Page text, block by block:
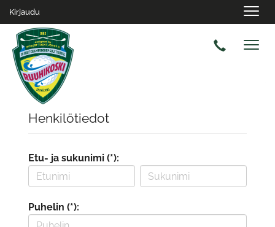
Kirjaudu
Henkilötiedot
Etu- ja sukunimi (*):
Puhelin (*):